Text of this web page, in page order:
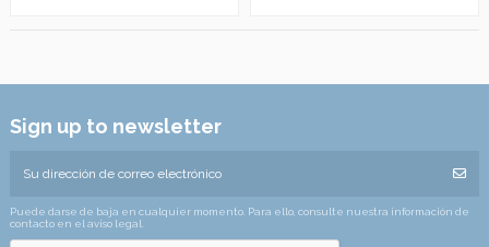
Sign up to newsletter
Puede darse de baja en cualquier momento. Para ello, consulte nuestra información de
contacto en el aviso legal.